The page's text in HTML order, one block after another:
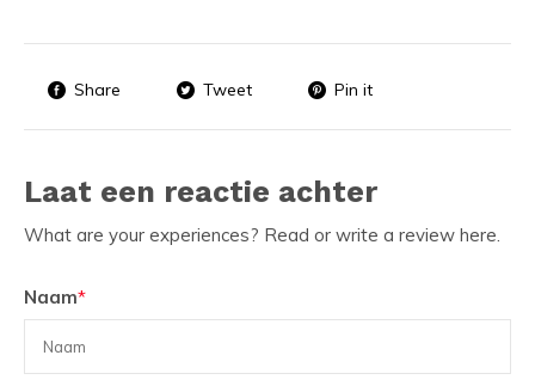
Share Tweet Pin it
Laat een reactie achter
What are your experiences? Read or write a review here.
Naam*